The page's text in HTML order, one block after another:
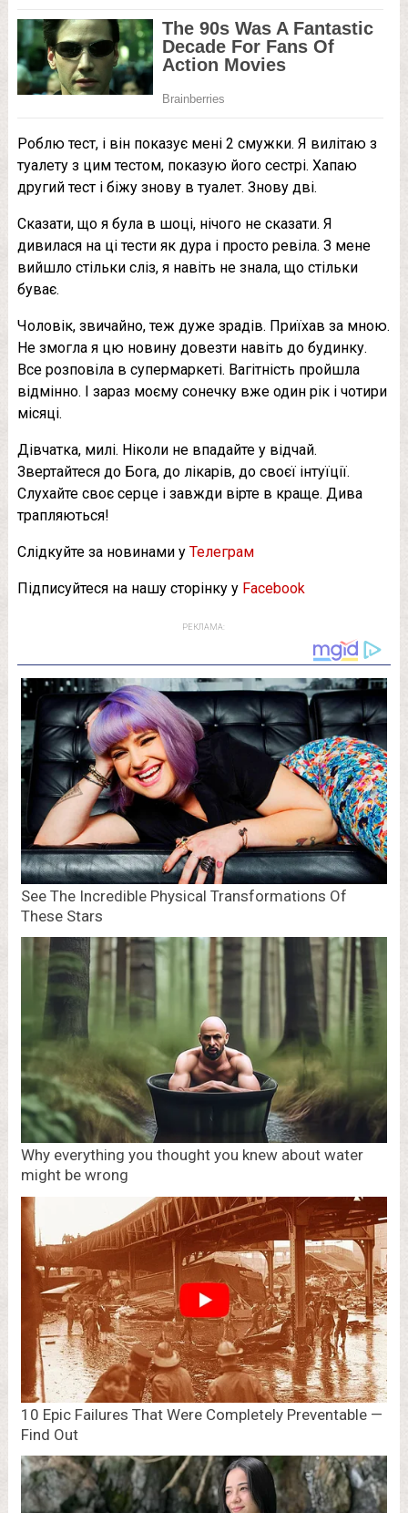
Роблю тест, і він показує мені 2 смужки. Я вилітаю з
туалету з цим тестом, показую його сестрі. Хапаю
другий тест і біжу знову в туалет. Знову дві.
Сказати, що я була в шоці, нічого не сказати. Я
дивилася на ці тести як дypa і просто ревіла. З мене
вийшло стільки сліз, я навіть не знала, що стільки
буває.
Чоловік, звичайно, теж дуже зрадів. Приїхав за мною.
Не змогла я цю новину довезти навіть до будинку.
Все розповіла в супермаркеті. Вaгiтнicть пройшла
відмінно. І зараз моєму сонечку вже один рік і чотири
місяці.
Дівчатка, милі. Ніколи не впадайте у відчай.
Звертайтеся до Бога, до лікарів, до своєї інтуїції.
Слухайте своє серце і завжди вірте в краще. Дива
трапляються!
Слідкуйте за новинами у Телеграм
Підписуйтеся на нашу сторінку у Facebook
РЕКЛАМА: